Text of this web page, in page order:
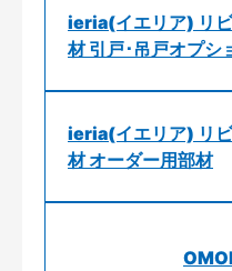
ieria(イエリア) リ
材 引戸･吊戸オプシ
ieria(イエリア) リ
材 オーダー用部材